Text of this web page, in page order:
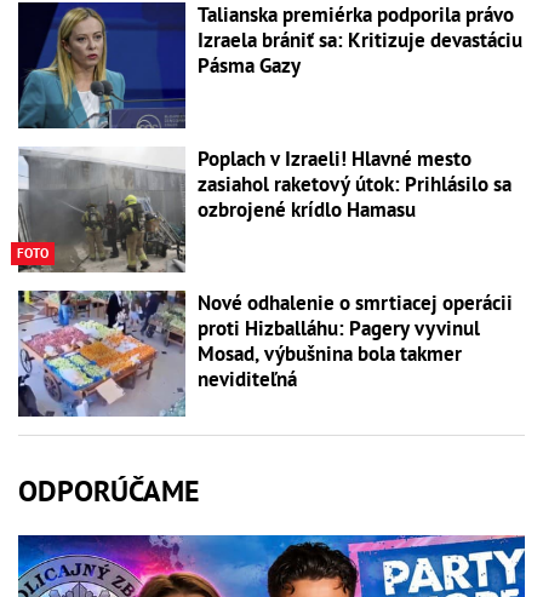
Talianska premiérka podporila právo
Izraela brániť sa: Kritizuje devastáciu
Pásma Gazy
FOTO
Poplach v Izraeli! Hlavné mesto
zasiahol raketový útok: Prihlásilo sa
ozbrojené krídlo Hamasu
Nové odhalenie o smrtiacej operácii
proti Hizballáhu: Pagery vyvinul
Mosad, výbušnina bola takmer
neviditeľná
ODPORÚČAME